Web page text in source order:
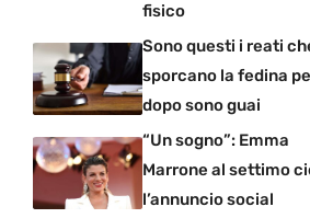
fisico
Sono questi i reati
sporcano la fedina
dopo sono guai
“Un sogno”: Emma
Marrone al settimo
l’annuncio social